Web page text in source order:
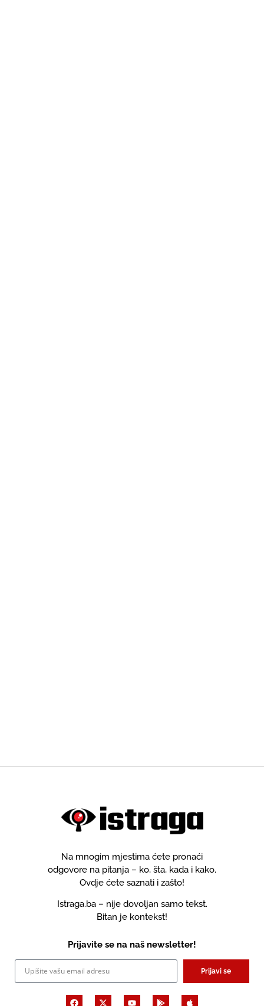
Na mnogim mjestima ćete pronaći
odgovore na pitanja – ko, šta, kada i kako.
Ovdje ćete saznati i zašto!
Istraga.ba – nije dovoljan samo tekst.
Bitan je kontekst!
Prijavite se na naš newsletter!
Prijavi se